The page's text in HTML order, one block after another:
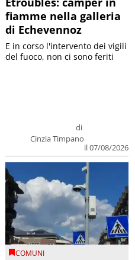
fiamme nella galleria
di Echevennoz
di
Cinzia Timpano
il 07/08/2026
E in corso l'intervento dei vigili
del fuoco, non ci sono feriti
COMUNI